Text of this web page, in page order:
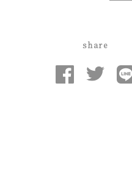
share